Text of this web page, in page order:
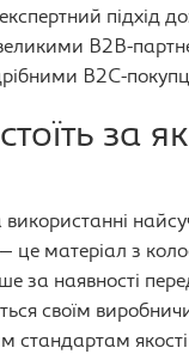
підхід
великими B2B-
B2C-
за
це матеріал з
за наявності
своїм
стандартам